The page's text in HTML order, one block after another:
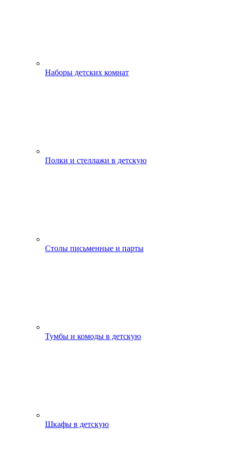
Наборы детских комнат
Полки и стеллажи в детскую
Столы письменные и парты
Тумбы и комоды в детскую
Шкафы в детскую